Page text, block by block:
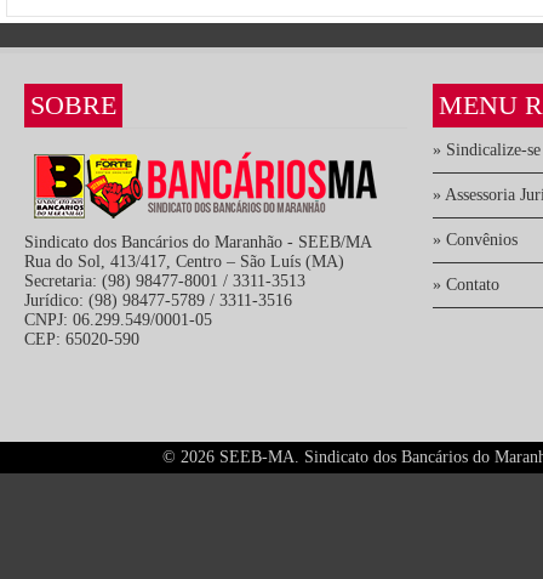
SOBRE
Sindicato dos Bancários do Maranhão - SEEB/MA
Rua do Sol, 413/417, Centro – São Luís (MA)
Secretaria: (98) 98477-8001 / 3311-3513
Jurídico: (98) 98477-5789 / 3311-3516
CNPJ: 06.299.549/0001-05
CEP: 65020-590
MENU
» Sindicalize-se
» Assessoria
» Convênios
» Contato
© 2026 SEEB-MA. Sindicato dos Bancários do